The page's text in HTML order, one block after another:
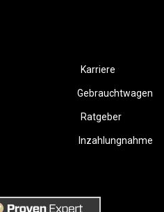
Karriere
Gebrauchtwagen
Ratgeber
Inzahlungnahme